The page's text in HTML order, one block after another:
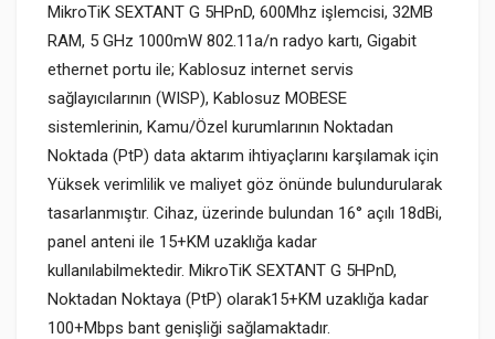
MikroTiK SEXTANT G 5HPnD, 600Mhz işlemcisi, 32MB
RAM, 5 GHz 1000mW 802.11a/n radyo kartı, Gigabit
ethernet portu ile; Kablosuz internet servis
sağlayıcılarının (WISP), Kablosuz MOBESE
sistemlerinin, Kamu/Özel kurumlarının Noktadan
Noktada (PtP) data aktarım ihtiyaçlarını karşılamak için
Yüksek verimlilik ve maliyet göz önünde bulundurularak
tasarlanmıştır. Cihaz, üzerinde bulundan 16° açılı 18dBi,
panel anteni ile 15+KM uzaklığa kadar
kullanılabilmektedir. MikroTiK SEXTANT G 5HPnD,
Noktadan Noktaya (PtP) olarak15+KM uzaklığa kadar
100+Mbps bant genişliği sağlamaktadır.